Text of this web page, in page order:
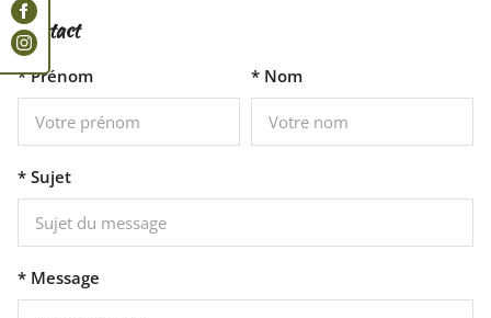
Contact
* Prénom * Nom
* Sujet
* Message